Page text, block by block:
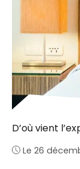
D’où vient
Le 26